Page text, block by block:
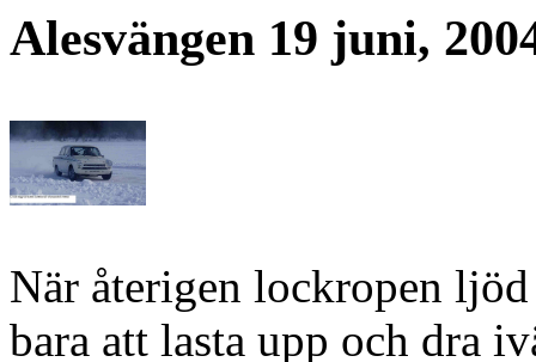
Alesvängen 19 juni,
När återigen lockropen
bara att lasta upp och dra